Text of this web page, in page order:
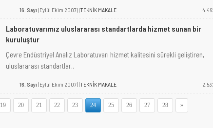
16. Sayı (Eylül Ekim 2007) |TEKNİK MAKALE
Laboratuvarımız uluslararası standartlarda hizmet sunan bir
kuruluştur
Çevre Endüstriyel Analiz Laboratuvarı hizmet kalitesini sürekli geliştiren,
uluslararası standartlar..
16. Sayı (Eylül Ekim 2007) |TEKNİK MAKALE
19 20 21 22 23 24 25 26 27 28 »